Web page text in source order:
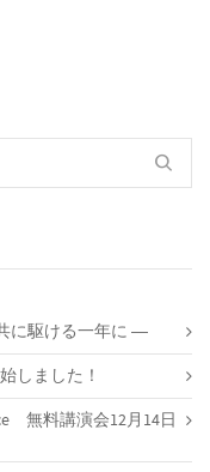
に駆ける一年に ―
しました！
無料講演会12月14日